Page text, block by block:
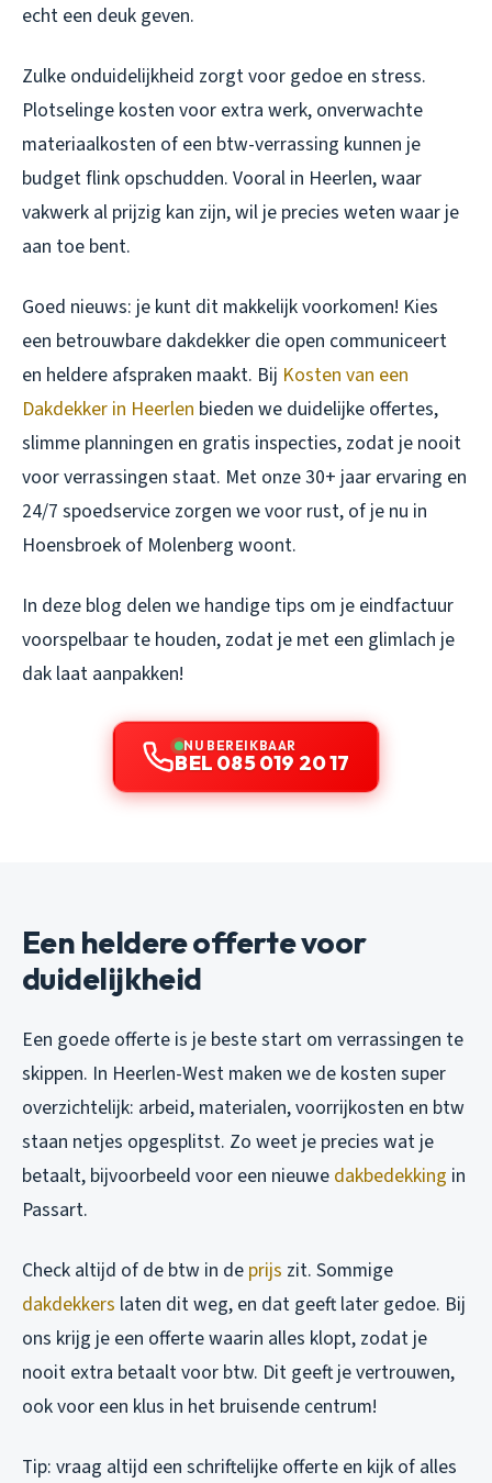
echt een deuk geven.
Zulke onduidelijkheid zorgt voor gedoe en stress.
Plotselinge kosten voor extra werk, onverwachte
materiaalkosten of een btw-verrassing kunnen je
budget flink opschudden. Vooral in Heerlen, waar
vakwerk al prijzig kan zijn, wil je precies weten waar je
aan toe bent.
Goed nieuws: je kunt dit makkelijk voorkomen! Kies
een betrouwbare dakdekker die open communiceert
en heldere afspraken maakt. Bij Kosten van een
Dakdekker in Heerlen bieden we duidelijke offertes,
slimme planningen en gratis inspecties, zodat je nooit
voor verrassingen staat. Met onze 30+ jaar ervaring en
24/7 spoedservice zorgen we voor rust, of je nu in
Hoensbroek of Molenberg woont.
In deze blog delen we handige tips om je eindfactuur
voorspelbaar te houden, zodat je met een glimlach je
dak laat aanpakken!
NU BEREIKBAAR
BEL 085 019 20 17
Een heldere offerte voor
duidelijkheid
Een goede offerte is je beste start om verrassingen te
skippen. In Heerlen-West maken we de kosten super
overzichtelijk: arbeid, materialen, voorrijkosten en btw
staan netjes opgesplitst. Zo weet je precies wat je
betaalt, bijvoorbeeld voor een nieuwe dakbedekking in
Passart.
Check altijd of de btw in de prijs zit. Sommige
dakdekkers laten dit weg, en dat geeft later gedoe. Bij
ons krijg je een offerte waarin alles klopt, zodat je
nooit extra betaalt voor btw. Dit geeft je vertrouwen,
ook voor een klus in het bruisende centrum!
Tip: vraag altijd een schriftelijke offerte en kijk of alles